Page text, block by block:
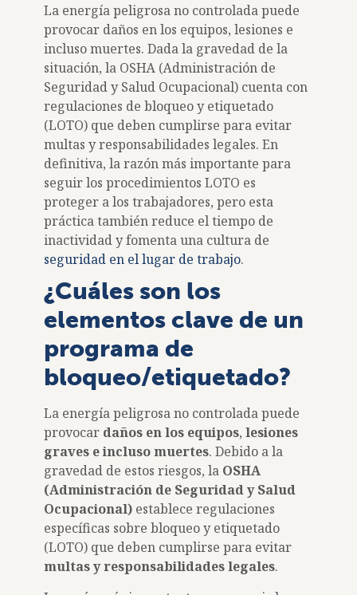
La energía peligrosa no controlada puede
provocar daños en los equipos, lesiones e
incluso muertes. Dada la gravedad de la
situación, la OSHA (Administración de
Seguridad y Salud Ocupacional) cuenta con
regulaciones de bloqueo y etiquetado
(LOTO) que deben cumplirse para evitar
multas y responsabilidades legales. En
definitiva, la razón más importante para
seguir los procedimientos LOTO es
proteger a los trabajadores, pero esta
práctica también reduce el tiempo de
inactividad y fomenta una cultura de
seguridad en el lugar de trabajo.
¿Cuáles son los
elementos clave de un
programa de
bloqueo/etiquetado?
La energía peligrosa no controlada puede
provocar daños en los equipos, lesiones
graves e incluso muertes. Debido a la
gravedad de estos riesgos, la OSHA
(Administración de Seguridad y Salud
Ocupacional) establece regulaciones
específicas sobre bloqueo y etiquetado
(LOTO) que deben cumplirse para evitar
multas y responsabilidades legales.